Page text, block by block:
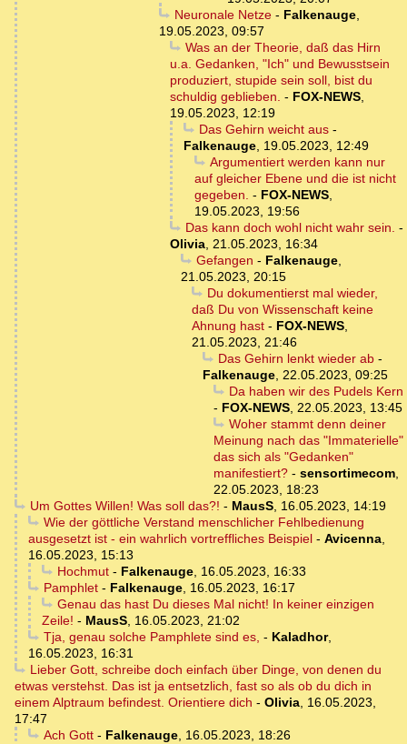
Neuronale Netze- Falkenauge,
19.05.2023, 09:57
Was an der Theorie, daß das Hirn
u.a. Gedanken, "Ich" und Bewusstsein
produziert, stupide sein soll, bist du
schuldig geblieben. - FOX-NEWS
19.05.2023, 12:19
Das Gehirn weicht aus-
Falkenauge 19.05.2023, 12:49
Argumentiert werden kann nur
auf gleicher Ebene und die ist nicht
gegeben. - FOX-NEWS
19.05.2023, 19:56
Das kann doch wohl nicht wahr sein. -
Olivia 21.05.2023, 16:34
Gefangen - Falkenauge,
21.05.2023, 20:15
Du dokumentierst mal wieder,
daß Du von Wissenschaft keine
Ahnung hast - FOX-NEWS
21.05.2023, 21:46
Das Gehirn lenkt wieder ab-
Falkenauge 22.05.2023, 09:25
Da haben wir des Pudels Kern
- FOX-NEWS 22.05.2023, 13:45
Woher stammt denn deiner
Meinung nach das "Immaterielle"
das sich als "Gedanken"
manifestiert? - sensortimecom
22.05.2023, 18:23
Um Gottes Willen! Was soll das?! - MausS, 16.05.2023, 14:19
Wie der göttliche Verstand menschlicher Fehlbedienung
ausgesetzt ist - ein wahrlich vortreffliches Beispiel - Avicenna
16.05.2023, 15:13
Hochmut- Falkenauge, 16.05.2023, 16:33
Pamphlet- Falkenauge, 16.05.2023, 16:17
Genau das hast Du dieses Mal nicht! In keiner einzigen
Zeile! - MausS 16.05.2023, 21:02
Tja, genau solche Pamphlete sind es, - Kaladhor,
16.05.2023, 16:31
Lieber Gott, schreibe doch einfach über Dinge, von denen du
etwas verstehst. Das ist ja entsetzlich, fast so als ob du dich in
einem Alptraum befindest. Orientiere dich - Olivia 16.05.2023,
17:47
Ach Gott- Falkenauge, 16.05.2023, 18:26